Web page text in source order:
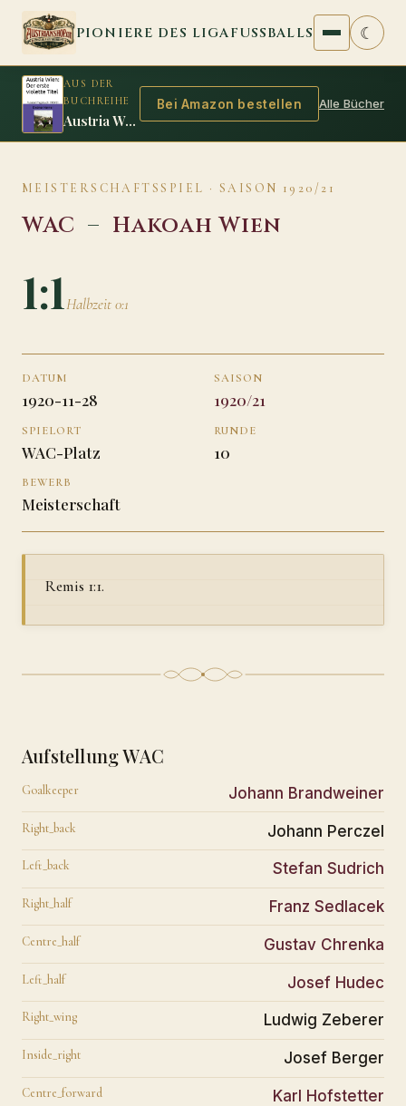
Zum Inhalt springen
PIONIERE DES LIGAFUSSBALLS ☾
AUS DER
BUCHREIHE
Austria Wien: Der erste violette Titel
Bei Amazon bestellen Alle Bücher
MEISTERSCHAFTSSPIEL · SAISON 1920/21
WAC – Hakoah Wien
1:1Halbzeit 0:1
DATUM
1920-11-28
SAISON
1920/21
SPIELORT
WAC-Platz
RUNDE
10
BEWERB
Meisterschaft
Remis 1:1.
Aufstellung WAC
Goalkeeper Johann Brandweiner
Right_back Johann Perczel
Left_back Stefan Sudrich
Right_half Franz Sedlacek
Centre_half Gustav Chrenka
Left_half Josef Hudec
Right_wing Ludwig Zeberer
Inside_right Josef Berger
Centre_forward Karl Hofstetter